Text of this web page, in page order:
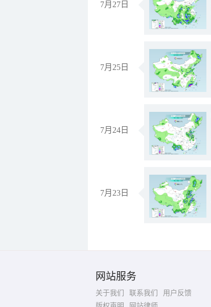
7月27日
7月25日
7月24日
7月23日
网站服务
关于我们 联系我们
用户反馈